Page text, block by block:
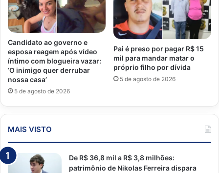
Candidato ao governo e
esposa reagem após vídeo
íntimo com blogueira vazar:
‘O inimigo quer derrubar
nossa casa’
5 de agosto de 2026
Pai é preso por pagar R$ 15
mil para mandar matar o
próprio filho por dívida
5 de agosto de 2026
MAIS VISTO
De R$ 36,8 mil a R$ 3,8 milhões:
patrimônio de Nikolas Ferreira dispara